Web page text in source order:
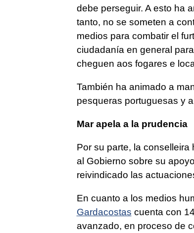
debe perseguir. A esto ha
tanto, no se someten a
medios para combatir el
ciudadanía en general
cheguen aos fogares e
También ha animado a
pesqueras portuguesas y
Mar apela a la prudencia
Por su parte, la
al Gobierno sobre su
reivindicado las
En cuanto a los medios
Gardacostas cuenta con
avanzado, en proceso de